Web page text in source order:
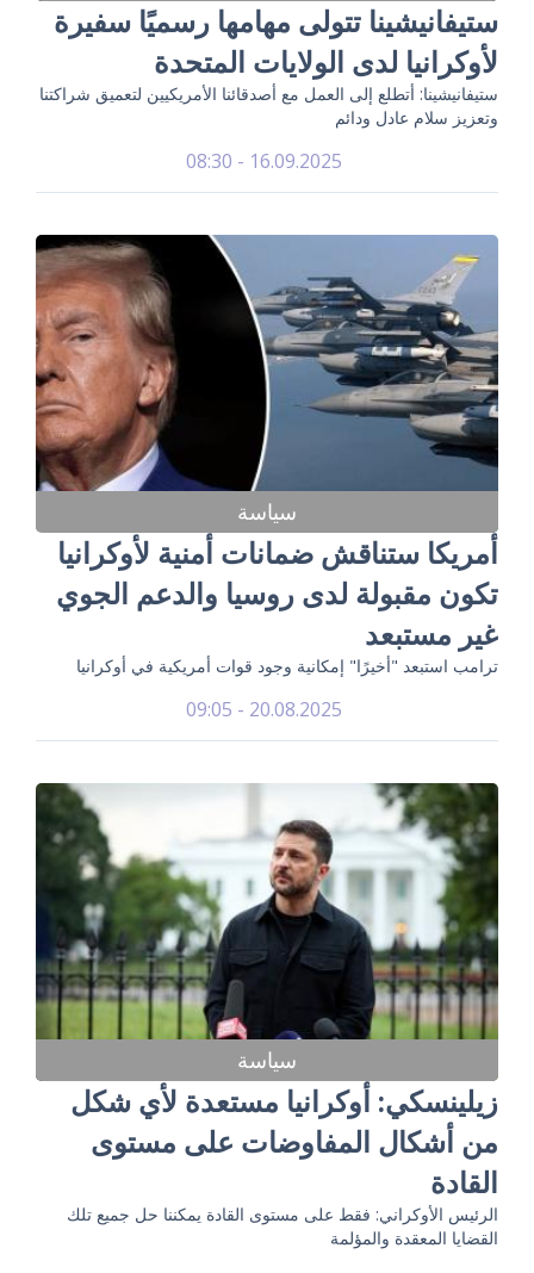
ستيفانيشينا تتولى مهامها رسميًا سفيرة
لأوكرانيا لدى الولايات المتحدة
ستيفانيشينا: أتطلع إلى العمل مع أصدقائنا الأمريكيين لتعميق شراكتنا
وتعزيز سلام عادل ودائم
16.09.2025 - 08:30
سياسة
أمريكا ستناقش ضمانات أمنية لأوكرانيا
تكون مقبولة لدى روسيا والدعم الجوي
غير مستبعد
ترامب استبعد "أخيرًا" إمكانية وجود قوات أمريكية في أوكرانيا
20.08.2025 - 09:05
سياسة
زيلينسكي: أوكرانيا مستعدة لأي شكل
من أشكال المفاوضات على مستوى
القادة
الرئيس الأوكراني: فقط على مستوى القادة يمكننا حل جميع تلك
القضايا المعقدة والمؤلمة